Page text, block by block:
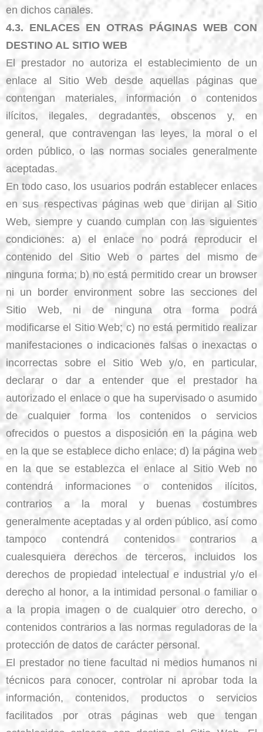
en dichos canales.
4.3. ENLACES EN OTRAS PÁGINAS WEB CON
DESTINO AL SITIO WEB
El prestador no autoriza el establecimiento de un
enlace al Sitio Web desde aquellas páginas que
contengan materiales, información o contenidos
ilícitos, ilegales, degradantes, obscenos y, en
general, que contravengan las leyes, la moral o el
orden público, o las normas sociales generalmente
aceptadas.
En todo caso, los usuarios podrán establecer enlaces
en sus respectivas páginas web que dirijan al Sitio
Web, siempre y cuando cumplan con las siguientes
condiciones: a) el enlace no podrá reproducir el
contenido del Sitio Web o partes del mismo de
ninguna forma; b) no está permitido crear un browser
ni un border environment sobre las secciones del
Sitio Web, ni de ninguna otra forma podrá
modificarse el Sitio Web; c) no está permitido realizar
manifestaciones o indicaciones falsas o inexactas o
incorrectas sobre el Sitio Web y/o, en particular,
declarar o dar a entender que el prestador ha
autorizado el enlace o que ha supervisado o asumido
de cualquier forma los contenidos o servicios
ofrecidos o puestos a disposición en la página web
en la que se establece dicho enlace; d) la página web
en la que se establezca el enlace al Sitio Web no
contendrá informaciones o contenidos ilícitos,
contrarios a la moral y buenas costumbres
generalmente aceptadas y al orden público, así como
tampoco contendrá contenidos contrarios a
cualesquiera derechos de terceros, incluidos los
derechos de propiedad intelectual e industrial y/o el
derecho al honor, a la intimidad personal o familiar o
a la propia imagen o de cualquier otro derecho, o
contenidos contrarios a las normas reguladoras de la
protección de datos de carácter personal.
El prestador no tiene facultad ni medios humanos ni
técnicos para conocer, controlar ni aprobar toda la
información, contenidos, productos o servicios
facilitados por otras páginas web que tengan